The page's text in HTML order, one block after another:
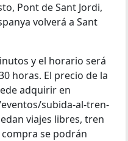
Pont de Sant Jordi,
volverá a Sant
y el horario será
horas. El precio de la
adquirir en
subida-al-tren-
viajes libres, tren
se podrán